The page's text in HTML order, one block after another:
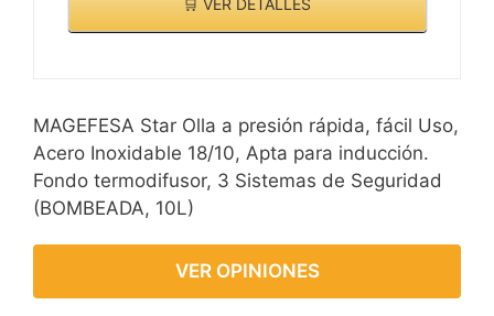
MAGEFESA Star Olla a presión rápida, fácil Uso,
Acero Inoxidable 18/10, Apta para inducción.
Fondo termodifusor, 3 Sistemas de Seguridad
(BOMBEADA, 10L)
VER OPINIONES